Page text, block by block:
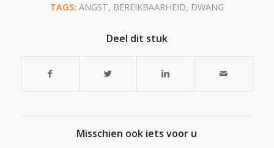
TAGS: ANGST, BEREIKBAARHEID, DWANG
Deel dit stuk
Misschien ook iets voor u